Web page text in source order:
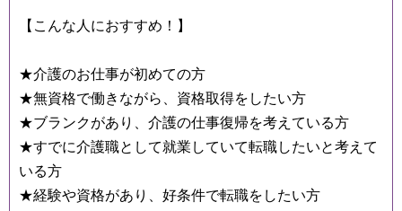
【こんな人におすすめ！】
★介護のお仕事が初めての方
★無資格で働きながら、資格取得をしたい方
★ブランクがあり、介護の仕事復帰を考えている方
★すでに介護職として就業していて転職したいと考えて
いる方
★経験や資格があり、好条件で転職をしたい方